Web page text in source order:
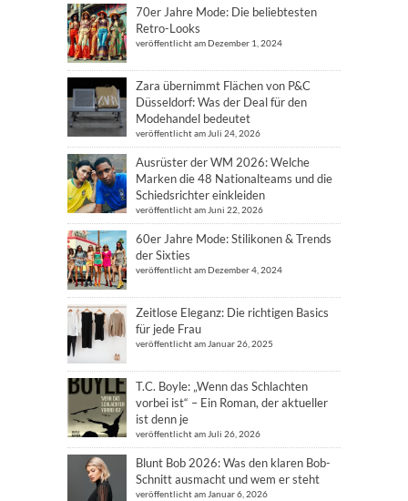
70er Jahre Mode: Die beliebtesten
Retro-Looks
veröffentlicht am Dezember 1, 2024
Zara übernimmt Flächen von P&C
Düsseldorf: Was der Deal für den
Modehandel bedeutet
veröffentlicht am Juli 24, 2026
Ausrüster der WM 2026: Welche
Marken die 48 Nationalteams und die
Schiedsrichter einkleiden
veröffentlicht am Juni 22, 2026
60er Jahre Mode: Stilikonen & Trends
der Sixties
veröffentlicht am Dezember 4, 2024
Zeitlose Eleganz: Die richtigen Basics
für jede Frau
veröffentlicht am Januar 26, 2025
T.C. Boyle: „Wenn das Schlachten
vorbei ist“ – Ein Roman, der aktueller
ist denn je
veröffentlicht am Juli 26, 2026
Blunt Bob 2026: Was den klaren Bob-
Schnitt ausmacht und wem er steht
veröffentlicht am Januar 6, 2026